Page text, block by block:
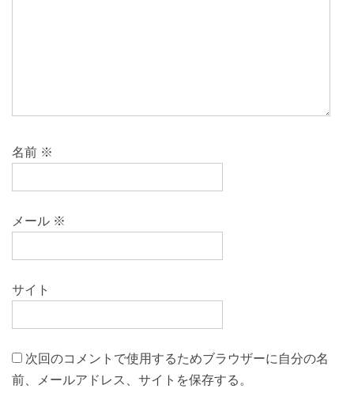
名前 ※
メール ※
サイト
次回のコメントで使用するためブラウザーに自分の名
前、メールアドレス、サイトを保存する。